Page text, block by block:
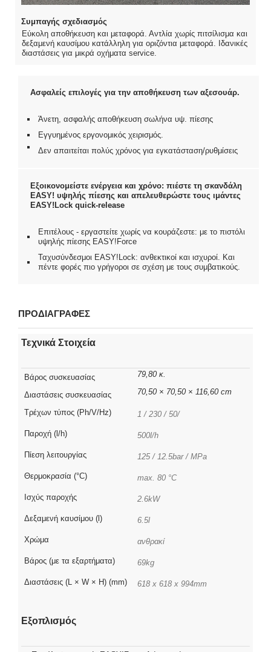
Συμπαγής σχεδιασμός
Εύκολη αποθήκευση και μεταφορά. Αντλία χωρίς πιτσίλισμα και
δεξαμενή καυσίμου κατάλληλη για οριζόντια μεταφορά. Ιδανικές
διαστάσεις για μικρά οχήματα service.
Ασφαλείς επιλογές για την αποθήκευση των αξεσουάρ.
Άνετη, ασφαλής αποθήκευση σωλήνα υψ. πίεσης
Εγγυημένος εργονομικός χειρισμός.
Δεν απαιτείται πολύς χρόνος για εγκατάσταση/ρυθμίσεις
Εξοικονομείστε ενέργεια και χρόνο: πιέστε τη σκανδάλη
EASY! υψηλής πίεσης και απελευθερώστε τους ιμάντες
EASY!Lock quick-release
Επιτέλους - εργαστείτε χωρίς να κουράζεστε: με το πιστόλι
υψηλής πίεσης EASY!Force
Ταχυσύνδεσμοι EASY!Lock: ανθεκτικοί και ισχυροί. Και
πέντε φορές πιο γρήγοροι σε σχέση με τους συμβατικούς.
ΠΡΟΔΙΑΓΡΑΦΕΣ
Τεχνικά Στοιχεία
Βάρος συσκευασίας 79,80 κ.
Διαστάσεις συσκευασίας 70,50 × 70,50 × 116,60 cm
Τρέχων τύπος (Ph/V/Hz) 1 / 230 / 50/
Παροχή (l/h) 500l/h
Πίεση λειτουργίας 125 / 12.5bar / MPa
Θερμοκρασία (°C) max. 80 °C
Ισχύς παροχής 2.6kW
Δεξαμενή καυσίμου (l) 6.5l
Χρώμα ανθρακί
Βάρος (με τα εξαρτήματα) 69kg
Διαστάσεις (L × W × H) (mm) 618 x 618 x 994mm
Εξοπλισμός